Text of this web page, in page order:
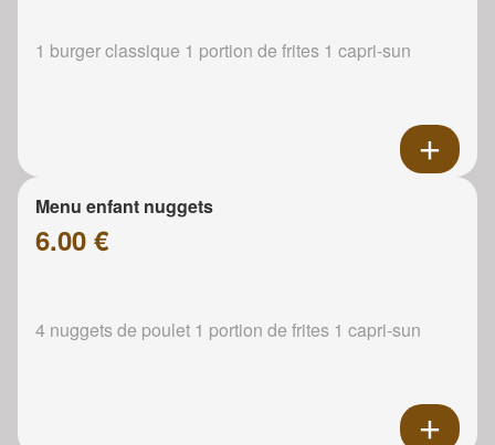
1 burger classique 1 portion de frites 1 capri-sun
Menu enfant nuggets
6.00 €
4 nuggets de poulet 1 portion de frites 1 capri-sun